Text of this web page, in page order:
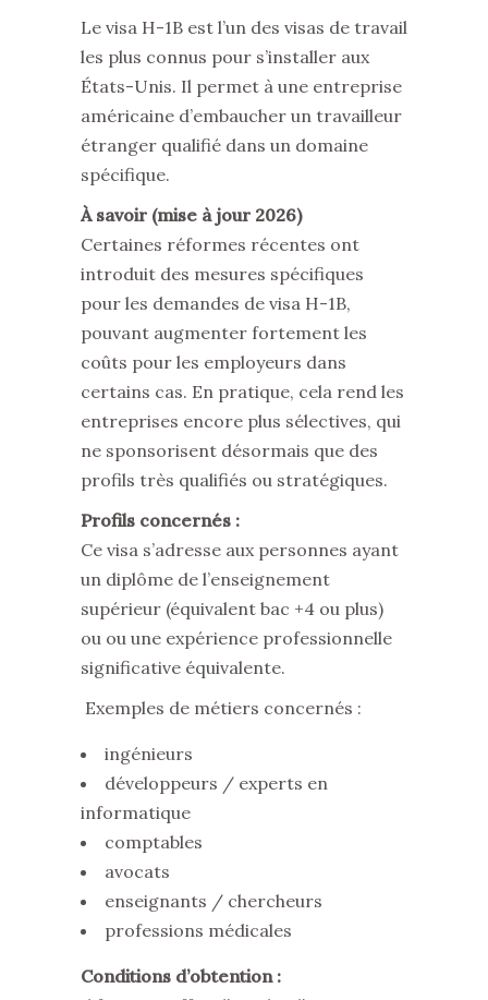
Le visa H-1B est l’un des visas de travail
les plus connus pour s’installer aux
États-Unis. Il permet à une entreprise
américaine d’embaucher un travailleur
étranger qualifié dans un domaine
spécifique.
À savoir (mise à jour 2026)
Certaines réformes récentes ont
introduit des mesures spécifiques
pour les demandes de visa H-1B,
pouvant augmenter fortement les
coûts pour les employeurs dans
certains cas. En pratique, cela rend les
entreprises encore plus sélectives, qui
ne sponsorisent désormais que des
profils très qualifiés ou stratégiques.
Profils concernés :
Ce visa s’adresse aux personnes ayant
un diplôme de l’enseignement
supérieur (équivalent bac +4 ou plus)
ou ou une expérience professionnelle
significative équivalente.
Exemples de métiers concernés :
ingénieurs
développeurs / experts en
informatique
comptables
avocats
enseignants / chercheurs
professions médicales
Conditions d’obtention :